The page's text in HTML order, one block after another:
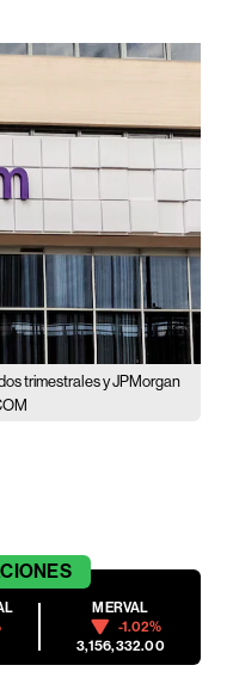
trimestrales y JPMorgan
MERVAL
-1.02%
3,156,332.00